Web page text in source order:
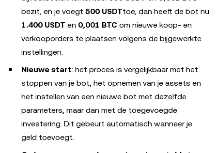
bezit, en je voegt 500 USDTtoe, dan heeft de bot nu
1.400 USDT en 0,001 BTC om nieuwe koop- en
verkooporders te plaatsen volgens de bijgewerkte
instellingen.
Nieuwe start: het proces is vergelijkbaar met het
stoppen van je bot, het opnemen van je assets en
het instellen van een nieuwe bot met dezelfde
parameters, maar dan met de toegevoegde
investering. Dit gebeurt automatisch wanneer je
geld toevoegt.